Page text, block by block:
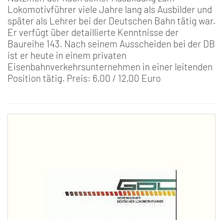
Lokomotivführer viele Jahre lang als Ausbilder und
später als Lehrer bei der Deutschen Bahn tätig war.
Er verfügt über detaillierte Kenntnisse der
Baureihe 143. Nach seinem Ausscheiden bei der DB
ist er heute in einem privaten
Eisenbahnverkehrsunternehmen in einer leitenden
Position tätig. Preis: 6,00 / 12,00 Euro